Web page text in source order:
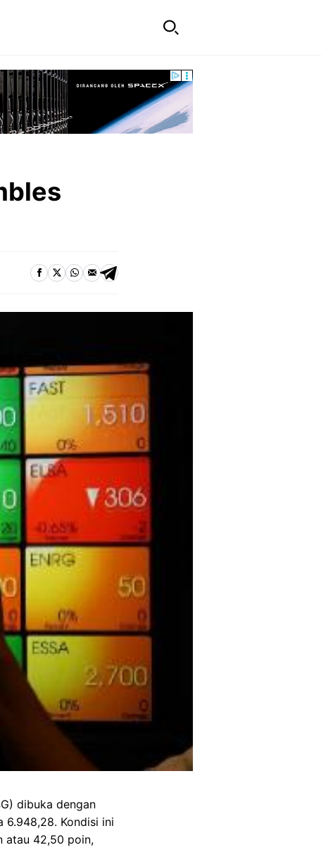
dibuka dengan
6.948,28. Kondisi ini
atau 42,50 poin,